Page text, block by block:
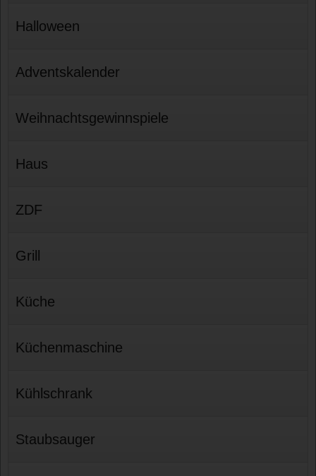
Halloween
Adventskalender
Weihnachtsgewinnspiele
Haus
ZDF
Grill
Küche
Küchenmaschine
Kühlschrank
Staubsauger